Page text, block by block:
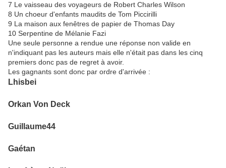
7 Le vaisseau des voyageurs de Robert Charles Wilson
8 Un choeur d'enfants maudits de Tom Piccirilli
9 La maison aux fenêtres de papier de Thomas Day
10 Serpentine de Mélanie Fazi
Une seule personne a rendue une réponse non valide en
n'indiquant pas les auteurs mais elle n'était pas dans les cinq
premiers donc pas de regret à avoir.
Les gagnants sont donc par ordre d'arrivée :
Lhisbei
Orkan Von Deck
Guillaume44
Gaétan